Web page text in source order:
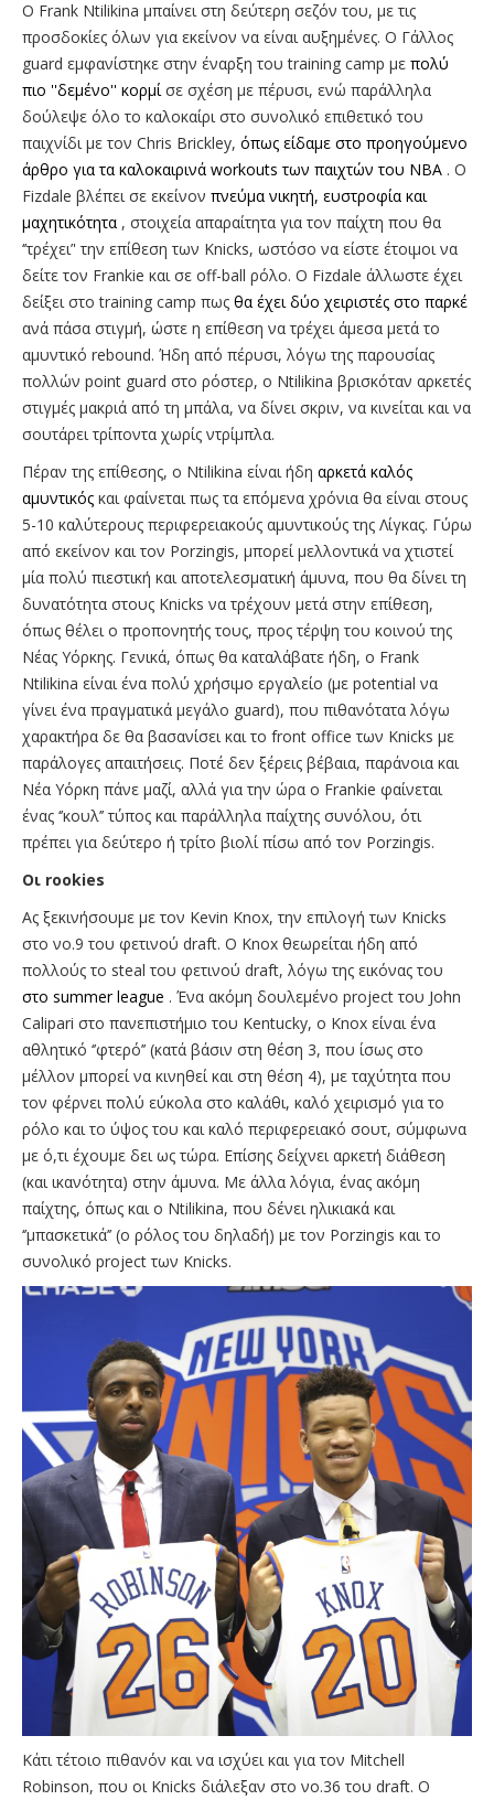
O Frank Ntilikina μπαίνει στη δεύτερη σεζόν του, με τις
προσδοκίες όλων για εκείνον να είναι αυξημένες. O Γάλλος
guard εμφανίστηκε στην έναρξη του training camp με πολύ
πιο ''δεμένο'' κορμί σε σχέση με πέρυσι, ενώ παράλληλα
δούλεψε όλο το καλοκαίρι στο συνολικό επιθετικό του
παιχνίδι με τον Chris Brickley, όπως είδαμε στο προηγούμενο
άρθρο για τα καλοκαιρινά workouts των παιχτών του ΝΒΑ . O
Fizdale βλέπει σε εκείνον πνεύμα νικητή, ευστροφία και
μαχητικότητα , στοιχεία απαραίτητα για τον παίχτη που θα
‘’τρέχει’' την επίθεση των Knicks, ωστόσο να είστε έτοιμοι να
δείτε τον Frankie και σε off-ball ρόλο. O Fizdale άλλωστε έχει
δείξει στο training camp πως θα έχει δύο χειριστές στο παρκέ
ανά πάσα στιγμή, ώστε η επίθεση να τρέχει άμεσα μετά το
αμυντικό rebound. Ήδη από πέρυσι, λόγω της παρουσίας
πολλών point guard στο ρόστερ, ο Ntilikina βρισκόταν αρκετές
στιγμές μακριά από τη μπάλα, να δίνει σκριν, να κινείται και να
σουτάρει τρίποντα χωρίς ντρίμπλα.
Πέραν της επίθεσης, o Ntilikina είναι ήδη αρκετά καλός
αμυντικός και φαίνεται πως τα επόμενα χρόνια θα είναι στους
5-10 καλύτερους περιφερειακούς αμυντικούς της Λίγκας. Γύρω
από εκείνον και τον Porzingis, μπορεί μελλοντικά να χτιστεί
μία πολύ πιεστική και αποτελεσματική άμυνα, που θα δίνει τη
δυνατότητα στους Knicks να τρέχουν μετά στην επίθεση,
όπως θέλει ο προπονητής τους, προς τέρψη του κοινού της
Νέας Υόρκης. Γενικά, όπως θα καταλάβατε ήδη, ο Frank
Ntilikina είναι ένα πολύ χρήσιμο εργαλείο (με potential να
γίνει ένα πραγματικά μεγάλο guard), που πιθανότατα λόγω
χαρακτήρα δε θα βασανίσει και το front office των Knicks με
παράλογες απαιτήσεις. Ποτέ δεν ξέρεις βέβαια, παράνοια και
Νέα Υόρκη πάνε μαζί, αλλά για την ώρα ο Frankie φαίνεται
ένας ‘’κουλ’’ τύπος και παράλληλα παίχτης συνόλου, ότι
πρέπει για δεύτερο ή τρίτο βιολί πίσω από τον Porzingis.
Οι rookies
Ας ξεκινήσουμε με τον Kevin Knox, την επιλογή των Knicks
στο νο.9 του φετινού draft. O Knox θεωρείται ήδη από
πολλούς το steal του φετινού draft, λόγω της εικόνας του
στο summer league . Ένα ακόμη δουλεμένο project του John
Calipari στο πανεπιστήμιο του Kentucky, o Knox είναι ένα
αθλητικό ‘’φτερό’’ (κατά βάσιν στη θέση 3, που ίσως στο
μέλλον μπορεί να κινηθεί και στη θέση 4), με ταχύτητα που
τον φέρνει πολύ εύκολα στο καλάθι, καλό χειρισμό για το
ρόλο και το ύψος του και καλό περιφερειακό σουτ, σύμφωνα
με ό,τι έχουμε δει ως τώρα. Επίσης δείχνει αρκετή διάθεση
(και ικανότητα) στην άμυνα. Με άλλα λόγια, ένας ακόμη
παίχτης, όπως και ο Ntilikina, που δένει ηλικιακά και
‘’μπασκετικά’’ (o ρόλος του δηλαδή) με τον Porzingis και το
συνολικό project των Knicks.
Κάτι τέτοιο πιθανόν και να ισχύει και για τον Mitchell
Robinson, που οι Knicks διάλεξαν στο νο.36 του draft. O